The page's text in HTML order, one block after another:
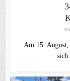
Am 15.